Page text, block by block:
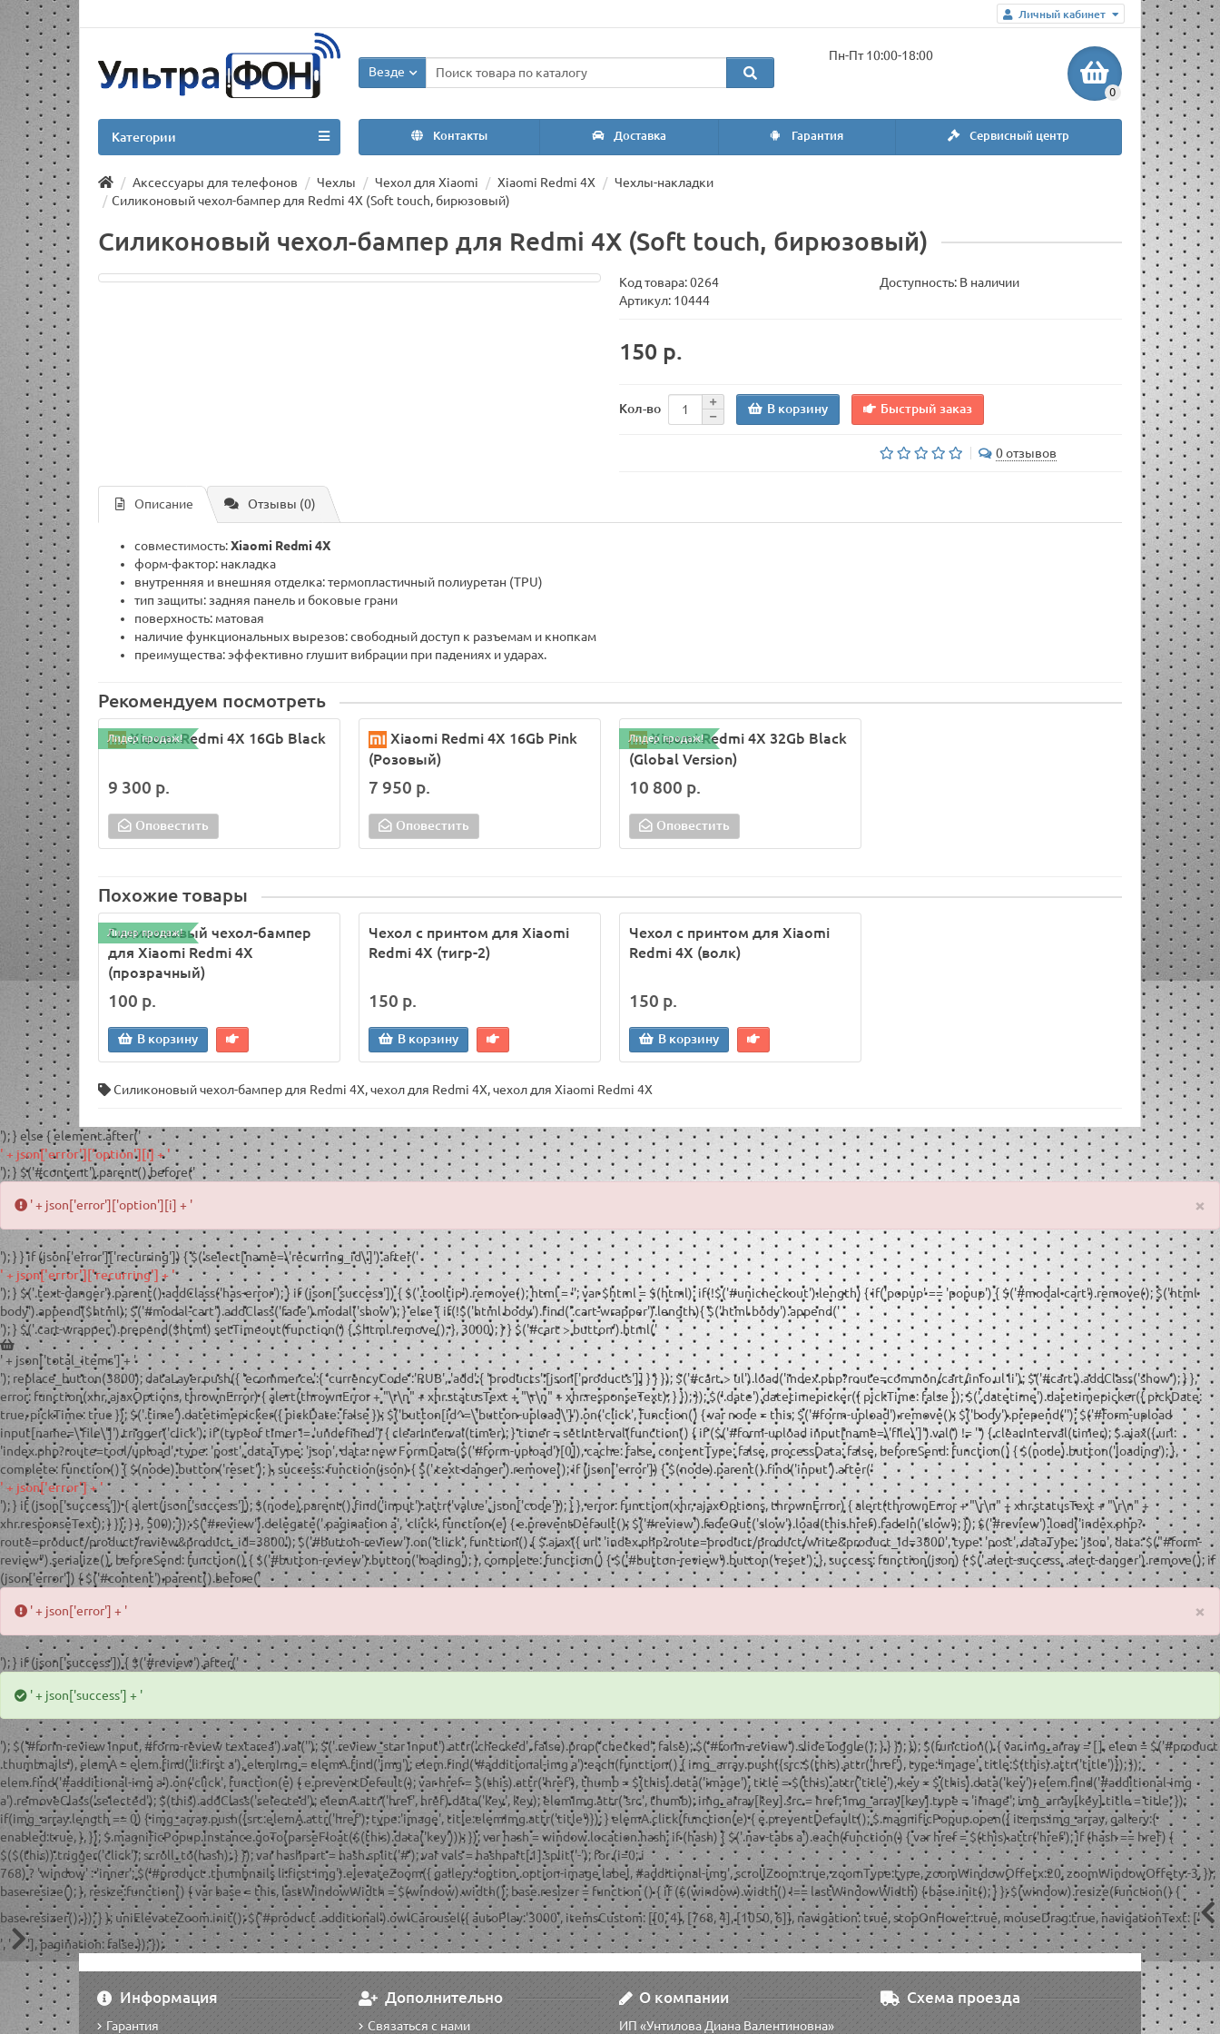
Личный кабинет
Пн-Пт 10:00-18:00
0
Везде
Контакты Доставка Гарантия Сервисный центр
Категории
Аксессуары для телефонов Чехлы Чехол для Xiaomi Xiaomi Redmi 4X
Чехлы-накладки
Силиконовый чехол-бампер для Redmi 4X (Soft touch, бирюзовый)
Силиконовый чехол-бампер для Redmi 4X (Soft touch, бирюзовый)
Код товара:0264
Доступность: В наличии
Артикул: 10444
150 р.
Кол-во В корзину Быстрый заказ
0 отзывов
Описание Отзывы (0)
совместимость:Xiaomi Redmi 4X
форм-фактор: накладка
внутренняя и внешняя отделка: термопластичный полиуретан (TPU)
тип защиты: задняя панель и боковые грани
поверхность: матовая
наличие функциональных вырезов: свободный доступ к разъемам и кнопкам
преимущества: эффективно глушит вибрации при падениях и ударах.
Рекомендуем посмотреть
Лидер продаж!
Xiaomi Redmi 4X 16Gb Black
9 300 р.
Оповестить
Xiaomi Redmi 4X 16Gb Pink
(Розовый)
7 950 р.
Оповестить
Лидер продаж!
Xiaomi Redmi 4X 32Gb Black
(Global Version)
10 800 р.
Оповестить
Похожие товары
Лидер продаж!
Силиконовый чехол-бампер
для Xiaomi Redmi 4X
(прозрачный)
100 р.
В корзину
Чехол с принтом для Xiaomi
Redmi 4X (тигр-2)
150 р.
В корзину
Чехол с принтом для Xiaomi
Redmi 4X (волк)
150 р.
В корзину
Силиконовый чехол-бампер для Redmi 4X,чехол для Redmi 4X,чехол для Xiaomi Redmi 4X
'); } else { element.after('
' + json['error']['option'][i] + '
'); } $('#content').parent().before('
' + json['error']['option'][i] + ' ×
'); } } if (json['error']['recurring']) { $('select[name=\'recurring_id\']').after('
' + json['error']['recurring'] + '
'); } $('.text-danger').parent().addClass('has-error'); } if (json['success']) { $('.tooltip').remove(); html = ''; var $html = $(html); if(!$('#unicheckout').length) { if('popup' == 'popup') { $('#modal-cart').remove(); $('html
body').append($html); $('#modal-cart').addClass('fade').modal('show'); } else { if(!$('html body').find('.cart-wrapper').length){ $('html body').append('
'); } $('.cart-wrapper').prepend($html) setTimeout(function() { $html.remove(); }, 3000); } } $('#cart > button').html('
' + json['total_items'] + '
'); replace_button(3800); dataLayer.push({ 'ecommerce':{ 'currencyCode':'RUB', 'add':{ 'products':[json['products']] } } }); $('#cart > ul').load('index.php?route=common/cart/info ul li'); $('#cart').addClass('show'); } },
error: function(xhr, ajaxOptions, thrownError) { alert(thrownError + "\r\n" + xhr.statusText + "\r\n" + xhr.responseText); } }); }); $('.date').datetimepicker({ pickTime: false }); $('.datetime').datetimepicker({ pickDate:
true, pickTime: true }); $('.time').datetimepicker({ pickDate: false }); $('button[id^=\'button-upload\']').on('click', function() { var node = this; $('#form-upload').remove(); $('body').prepend(''); $('#form-upload
input[name=\'file\']').trigger('click'); if (typeof timer != 'undefined') { clearInterval(timer); } timer = setInterval(function() { if ($('#form-upload input[name=\'file\']').val() != '') { clearInterval(timer); $.ajax({ url:
'index.php?route=tool/upload', type: 'post', dataType: 'json', data: new FormData($('#form-upload')[0]), cache: false, contentType: false, processData: false, beforeSend: function() { $(node).button('loading'); },
complete: function() { $(node).button('reset'); }, success: function(json) { $('.text-danger').remove(); if (json['error']) { $(node).parent().find('input').after('
' + json['error'] + '
'); } if (json['success']) { alert(json['success']); $(node).parent().find('input').attr('value', json['code']); } }, error: function(xhr, ajaxOptions, thrownError) { alert(thrownError + "\r\n" + xhr.statusText + "\r\n" +
xhr.responseText); } }); } }, 500); }); $('#review').delegate('.pagination a', 'click', function(e) { e.preventDefault(); $('#review').fadeOut('slow').load(this.href).fadeIn('slow'); }); $('#review').load('index.php?
route=product/product/review&product_id=3800'); $('#button-review').on('click', function() { $.ajax({ url: 'index.php?route=product/product/write&product_id=3800', type: 'post', dataType: 'json', data: $("#form-
review").serialize(), beforeSend: function() { $('#button-review').button('loading'); }, complete: function() { $('#button-review').button('reset'); }, success: function(json) { $('.alert-success, .alert-danger').remove(); if
(json['error']) { $('#content').parent().before('
' + json['error'] + ' ×
'); } if (json['success']) { $('#review').after('
' + json['success'] + '
'); $('#form-review input, #form-review textarea').val(''); $('.review_star input').attr('checked', false).prop('checked', false); $('#form-review').slideToggle(); } } }); }); $(function() { var img_array = [], elem = $('#product
.thumbnails'), elemA = elem.find('li:first a'), elemImg = elemA.find('img'); elem.find('#additional-img a').each(function() { img_array.push({src:$(this).attr('href'), type:'image', title:$(this).attr('title')}); });
elem.find('#additional-img a').on('click', function(e) { e.preventDefault(); var href = $(this).attr('href'), thumb = $(this).data('image'), title = $(this).attr('title'), key = $(this).data('key'); elem.find('#additional-img
a').removeClass('selected'); $(this).addClass('selected'); elemA.attr('href', href).data('key', key); elemImg.attr('src', thumb); img_array[key].src = href; img_array[key].type = 'image'; img_array[key].title = title; });
if(img_array.length == 0) { img_array.push({src:elemA.attr('href'), type:'image', title:elemImg.attr('title')}); } elemA.click(function(e) { e.preventDefault(); $.magnificPopup.open({ items:img_array, gallery:{
enabled:true, }, }); $.magnificPopup.instance.goTo(parseFloat($(this).data('key'))); }); var hash = window.location.hash; if (hash) { $('.nav-tabs a').each(function() { var href = $(this).attr('href'); if (hash == href) {
$($(this)).trigger('click'); scroll_to(hash); } }); var hashpart = hash.split('#'); var vals = hashpart[1].split('-'); for (i=0; i
768) ? 'window' : 'inner'; $('#product .thumbnails li:first img').elevateZoom({ gallery:'option .option-image label, #additional-img', scrollZoom:true, zoomType:type, zoomWindowOffetx:20, zoomWindowOffety:-3, });
base.resize(); }, resize:function() { var base = this, lastWindowWidth = $(window).width(); base.resizer = function () { if ($(window).width() !== lastWindowWidth) { base.init(); } }; $(window).resize(function() {
base.resizer(); }); } }; uniElevateZoom.init(); $('#product .additional').owlCarousel({ autoPlay:'3000', itemsCustom: [[0, 4], [768, 4], [1050, 6]], navigation: true, stopOnHover:true, mouseDrag:true, navigationText: ['
', '
'], pagination: false }); });
Информация
Гарантия
Дополнительно
Связаться с нами
О компании
ИП «Унтилова Диана Валентиновна»
Схема проезда